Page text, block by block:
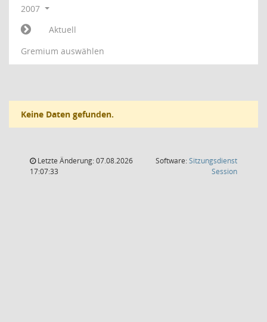
2007
Aktuell
Gremium auswählen
Keine Daten gefunden.
Letzte Änderung: 07.08.2026
17:07:33
Software:Sitzungsdienst
Session(Wird in